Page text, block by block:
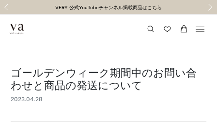
１１,０００円以上送料無料（通常２〜５営業日以内に発送）
令和8年熊本地震の影響による荷物のお届けについて
VERY 公式YouTubeチャンネル掲載商品はこちら
Summer Collection
"馬"くいくラッキーモチーフ特集
１１,０００円以上送料無料（通常２〜５営業日以内に発送）
令和8年熊本地震の影響による荷物のお届けについて
ゴールデンウィーク期間中のお問い合
わせと商品の発送について
2023.04.28